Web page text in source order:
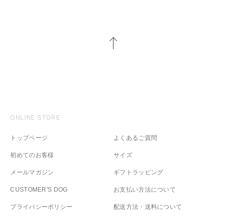
ONLINE STORE
トップページ
初めてのお客様
メールマガジン
CUSTOMER'S DOG
プライバシーポリシー
よくあるご質問
サイズ
ギフトラッピング
お支払い方法について
配送方法・送料について